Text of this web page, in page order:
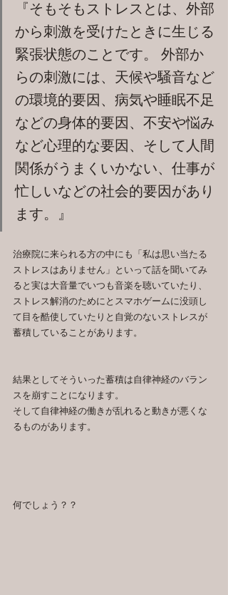
『そもそもストレスとは、外部
から刺激を受けたときに生じる
緊張状態のことです。 外部か
らの刺激には、天候や騒音など
の環境的要因、病気や睡眠不足
などの身体的要因、不安や悩み
など心理的な要因、そして人間
関係がうまくいかない、仕事が
忙しいなどの社会的要因があり
ます。』
治療院に来られる方の中にも「私は思い当たる
ストレスはありません」といって話を聞いてみ
ると実は大音量でいつも音楽を聴いていたり、
ストレス解消のためにとスマホゲームに没頭し
て目を酷使していたりと自覚のないストレスが
蓄積していることがあります。
結果としてそういった蓄積は自律神経のバラン
スを崩すことになります。
そして自律神経の働きが乱れると動きが悪くな
るものがあります。
何でしょう？？